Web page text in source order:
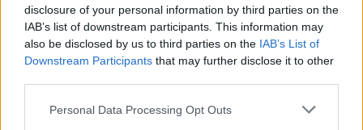
disclosure of your personal information by third parties on the
IAB’s list of downstream participants. This information may
also be disclosed by us to third parties on the IAB’s List of
Downstream Participants that may further disclose it to other
Personal Data Processing Opt Outs
0 Svara
Mårtenssons kök
Hemburgare, så gott! Pluspoäng för majon:)